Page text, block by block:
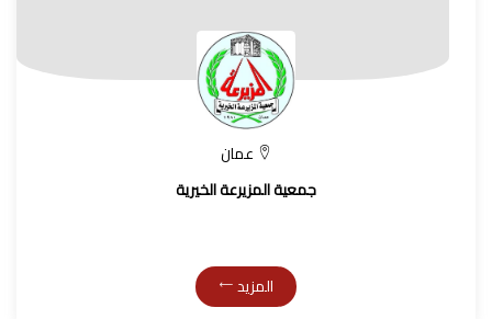
عمان
جمعية المزيرعة الخيرية
المزيد